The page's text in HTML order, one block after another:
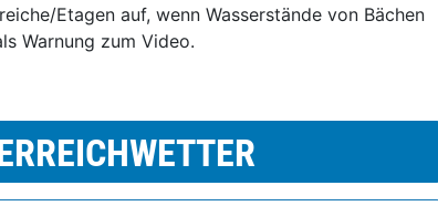
Etagen auf, wenn Wasserstände von Bächen
Warnung zum Video.